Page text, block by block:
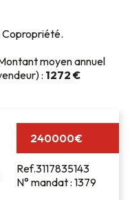
240000€
Ref.3117835143
N° mandat : 1379
Copropriété.
moyen annuel
: 1272 €